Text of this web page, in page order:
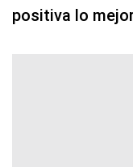
positiva lo